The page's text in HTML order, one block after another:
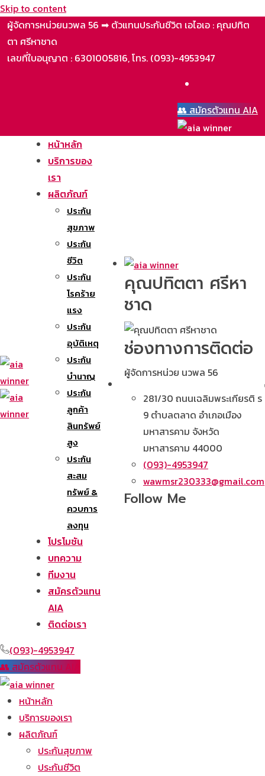
Skip to content
ผู้จัดการหน่วยนวพล 56 ➡ ตัวแทนประกันชีวิต เอไอเอ : คุณปทิต
ตา ศรีหาชาด
เลขที่ใบอนุญาต : 6301005816, โทร. (093)-4953947
👥 สมัครตัวแทน AIA
หน้าหลัก
บริการของ
เรา
ผลิตภัณฑ์
ประกัน
สุขภาพ
ประกัน
ชีวิต
ประกัน
โรคร้าย
แรง
ประกัน
อุบัติเหตุ
ประกัน
บำนาญ
ประกัน
ลูกค้า
สินทรัพย์
สูง
ประกัน
สะสม
ทรัพย์ &
ควบการ
ลงทุน
โปรโมชัน
บทความ
ทีมงาน
สมัครตัวแทน
AIA
ติดต่อเรา
คุณปทิตตา ศรีหา
ชาด
ช่องทางการติดต่อ
ผู้จัดการหน่วย นวพล 56
281/30 ถนนเฉลิมพระเกียรติ ร
9 ตำบลตลาด อำเภอเมือง
มหาสารคาม จังหวัด
มหาสารคาม 44000
(093)-4953947
wawmsr230333@gmail.com
Follow Me
(093)-4953947
👥 สมัครตัวแทน AIA
หน้าหลัก
บริการของเรา
ผลิตภัณฑ์
ประกันสุขภาพ
ประกันชีวิต